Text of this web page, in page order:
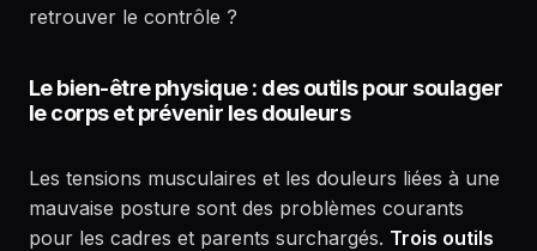
retrouver le contrôle ?
Le bien-être physique : des outils pour soulager
le corps et prévenir les douleurs
Les tensions musculaires et les douleurs liées à une
mauvaise posture sont des problèmes courants
pour les cadres et parents surchargés. Trois outils